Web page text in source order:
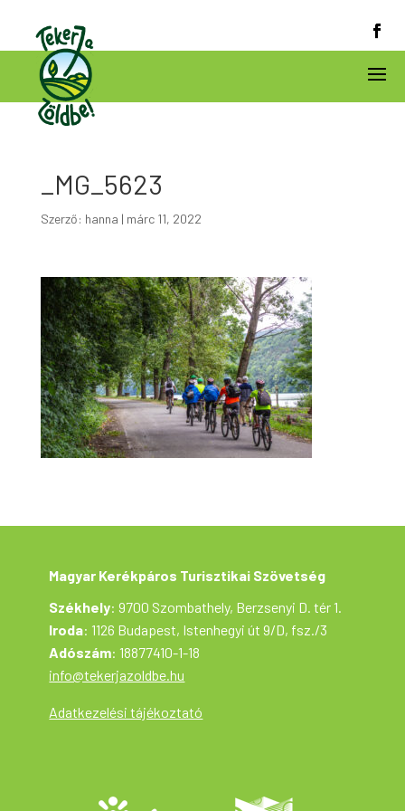
_MG_5623
Szerző: hanna | márc 11, 2022
Magyar Kerékpáros Turisztikai Szövetség
Székhely: 9700 Szombathely, Berzsenyi D. tér 1.
Iroda: 1126 Budapest, Istenhegyi út 9/D, fsz./3
Adószám: 18877410-1-18
info@tekerjazoldbe.hu
Adatkezelési tájékoztató